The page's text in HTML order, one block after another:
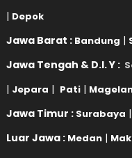
| Depok
Jawa Barat : Bandung |
Jawa Tengah & D.I. Y :
| Jepara | Pati |
Jawa Timur : Surabaya |
Luar Jawa : Medan |